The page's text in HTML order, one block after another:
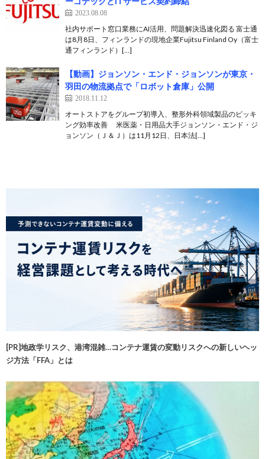
2023.08.08
社内サポート窓口業務にAI活用、問題解決迅速化図る 富士通
は8月8日、フィンランドの現地企業Fujitsu Finland Oy（富士
通フィンランド）[…]
【動画】ジョンソン・エンド・ジョンソンが東京・
羽田の物流拠点で「ロボット倉庫」公開
2018.11.12
オートストアをグループ初導入、整形外科領域製品のピッキ
ング効率改善 米医薬・日用品大手ジョンソン・エンド・ジ
ョンソン（Ｊ＆Ｊ）は11月12日、日本法[…]
[PR]地政学リスク、港湾混雑…コンテナ運賃の変動リスクへの新しいヘッ
ジ方法「FFA」とは